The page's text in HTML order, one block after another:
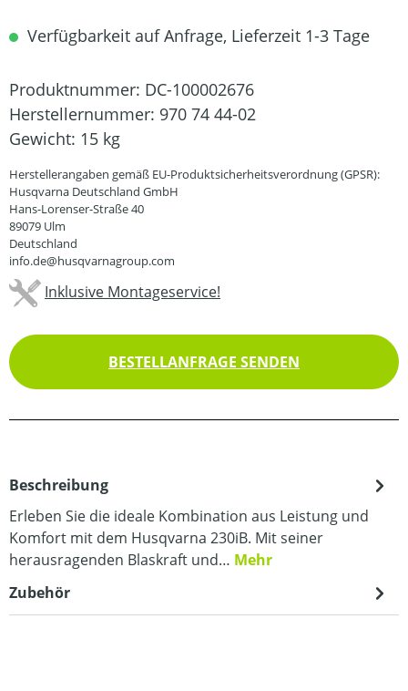
Verfügbarkeit auf Anfrage, Lieferzeit 1-3 Tage
Produktnummer: DC-100002676
Herstellernummer: 970 74 44-02
Gewicht: 15 kg
Herstellerangaben gemäß EU-Produktsicherheitsverordnung (GPSR):
Husqvarna Deutschland GmbH
Hans-Lorenser-Straße 40
89079 Ulm
Deutschland
info.de@husqvarnagroup.com
Inklusive Montageservice!
BESTELLANFRAGE SENDEN
Beschreibung
Erleben Sie die ideale Kombination aus Leistung und
Komfort mit dem Husqvarna 230iB. Mit seiner
herausragenden Blaskraft und… Mehr
Zubehör